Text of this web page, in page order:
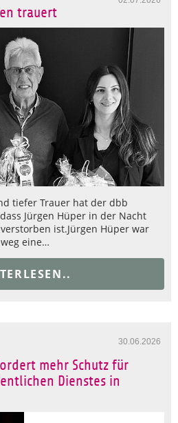
trauert
tiefer Trauer hat der dbb
Jürgen Hüper in der Nacht
ist.Jürgen Hüper war
eine…
30.06.2026
mehr Schutz für
Dienstes in